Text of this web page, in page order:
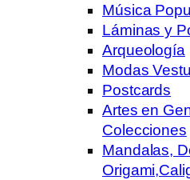
Música
Láminas y
Arqueología
Modas
Postcards
Artes en
Colecciones
Mandalas,